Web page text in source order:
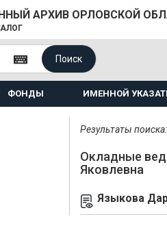
АРХИВ ОРЛОВСКОЙ
Поиск
ФОНДЫ ИМЕННОЙ
Результаты
Окладные
Яковлевна
Языкова